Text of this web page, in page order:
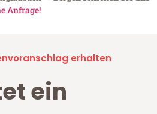
Anfrage!
erhalten
ein